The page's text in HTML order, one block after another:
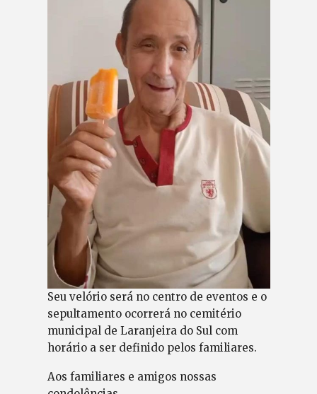
Seu velório será no centro de eventos e o
sepultamento ocorrerá no cemitério
municipal de Laranjeira do Sul com
horário a ser definido pelos familiares.
Aos familiares e amigos nossas